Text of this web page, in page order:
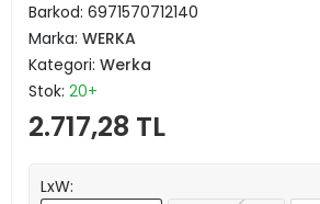
Barkod: 6971570712140
Marka: WERKA
Kategori: Werka
Stok: 20+
2.717,28 TL
LxW: